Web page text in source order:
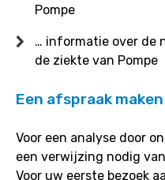
Pompe
… informatie over de
de ziekte van Pompe
Een afspraak maken
Voor een analyse door
een verwijzing nodig
Voor uw eerste bezoek